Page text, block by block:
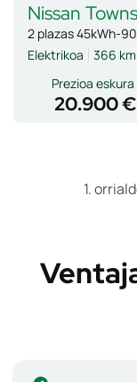
Nissan
2 plazas 45kWh-
Elektrikoa
366 km
Prezioa eskura
20.900 €
1.